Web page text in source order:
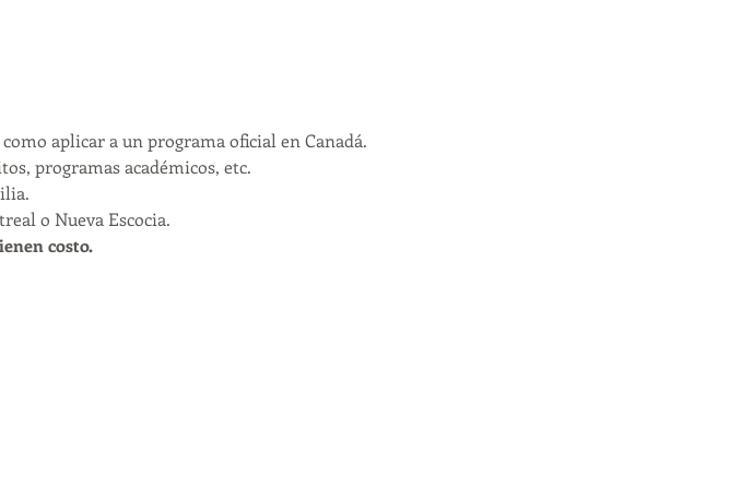
aplicar a un programa oficial en Canadá.
programas académicos, etc.
o Nueva Escocia.
costo.